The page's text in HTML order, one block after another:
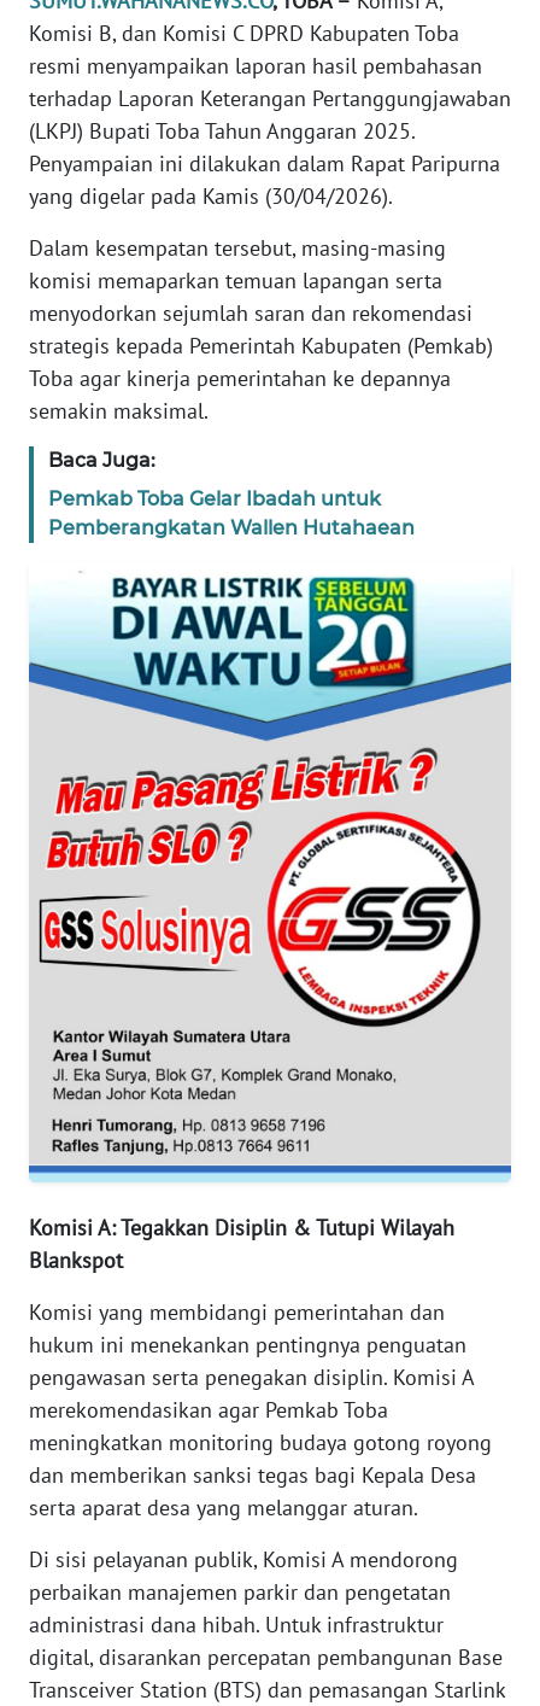
Komisi B, dan Komisi C DPRD Kabupaten Toba
resmi menyampaikan laporan hasil pembahasan
terhadap Laporan Keterangan Pertanggungjawaban
(LKPJ) Bupati Toba Tahun Anggaran 2025.
Penyampaian ini dilakukan dalam Rapat Paripurna
yang digelar pada Kamis (30/04/2026).
Dalam kesempatan tersebut, masing-masing
komisi memaparkan temuan lapangan serta
menyodorkan sejumlah saran dan rekomendasi
strategis kepada Pemerintah Kabupaten (Pemkab)
Toba agar kinerja pemerintahan ke depannya
semakin maksimal.
Baca Juga:
Pemkab Toba Gelar Ibadah untuk
Pemberangkatan Wallen Hutahaean
Komisi A: Tegakkan Disiplin & Tutupi Wilayah
Blankspot
Komisi yang membidangi pemerintahan dan
hukum ini menekankan pentingnya penguatan
pengawasan serta penegakan disiplin. Komisi A
merekomendasikan agar Pemkab Toba
meningkatkan monitoring budaya gotong royong
dan memberikan sanksi tegas bagi Kepala Desa
serta aparat desa yang melanggar aturan.
Di sisi pelayanan publik, Komisi A mendorong
perbaikan manajemen parkir dan pengetatan
administrasi dana hibah. Untuk infrastruktur
digital, disarankan percepatan pembangunan Base
Transceiver Station (BTS) dan pemasangan Starlink
PEDOMAN
MEDIA
SIBER
REDAKSI
KARIR
DISCLAIMER
Wahana
News
Regional
WN
WN
JAKARTA
WN
NTT
WN
KEPRI
WN
PAPUA
BARAT
RIAU
WN
SERAMBI
WN
JAMBI
SULTRA
WN
NTB
WN
SULTENG